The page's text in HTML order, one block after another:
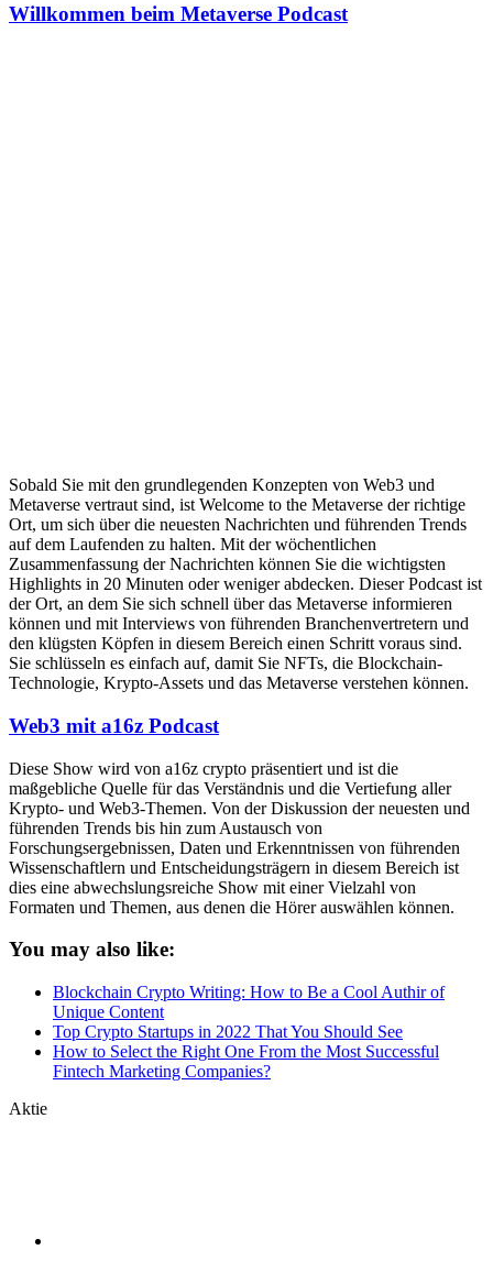
Willkommen beim Metaverse Podcast
Sobald Sie mit den grundlegenden Konzepten von Web3 und
Metaverse vertraut sind, ist Welcome to the Metaverse der richtige
Ort, um sich über die neuesten Nachrichten und führenden Trends
auf dem Laufenden zu halten. Mit der wöchentlichen
Zusammenfassung der Nachrichten können Sie die wichtigsten
Highlights in 20 Minuten oder weniger abdecken. Dieser Podcast ist
der Ort, an dem Sie sich schnell über das Metaverse informieren
können und mit Interviews von führenden Branchenvertretern und
den klügsten Köpfen in diesem Bereich einen Schritt voraus sind.
Sie schlüsseln es einfach auf, damit Sie NFTs, die Blockchain-
Technologie, Krypto-Assets und das Metaverse verstehen können.
Web3 mit a16z Podcast
Diese Show wird von a16z crypto präsentiert und ist die
maßgebliche Quelle für das Verständnis und die Vertiefung aller
Krypto- und Web3-Themen. Von der Diskussion der neuesten und
führenden Trends bis hin zum Austausch von
Forschungsergebnissen, Daten und Erkenntnissen von führenden
Wissenschaftlern und Entscheidungsträgern in diesem Bereich ist
dies eine abwechslungsreiche Show mit einer Vielzahl von
Formaten und Themen, aus denen die Hörer auswählen können.
You may also like:
Blockchain Crypto Writing: How to Be a Cool Authir of
Unique Content
Top Crypto Startups in 2022 That You Should See
How to Select the Right One From the Most Successful
Fintech Marketing Companies?
Aktie